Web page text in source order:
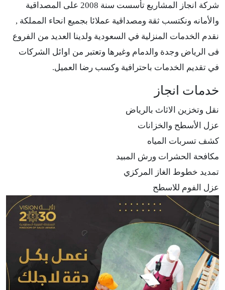
شركة انجاز المشاريع تأسست سنة 2008 على المصداقية
والأمانه ونكتسب ثقة ومصداقية عملائا بجميع انحاء المملكة ,
نقدم الخدمات المنزلية في السعودية ولدينا العديد من الفروع
فى الرياض وجدة والدمام وغيرها وتعتبر من اوائل الشركات
في تقديم الخدمات باحترافية وكسب رضا العميل.
خدمات انجاز
نقل وتخزين الاثاث بالرياض
عزل الأسطح والخزانات
كشف تسربات المياه
مكافحة الحشرات ورش المبيد
تمديد خطوط الغاز المركزي
عزل الفوم للاسطح